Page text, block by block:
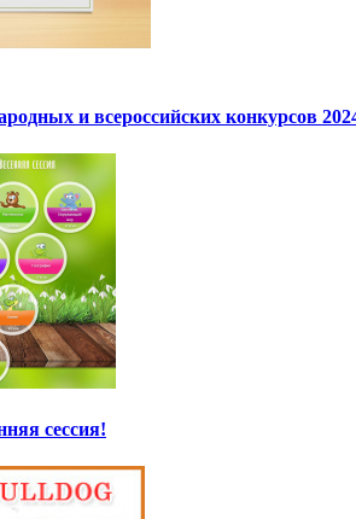
и всероссийских конкурсов
сессия!